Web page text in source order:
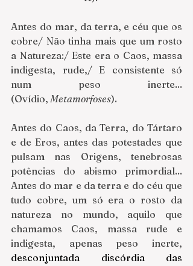
Antes do mar, da terra, e céu que os
cobre/ Não tinha mais que um rosto
a Natureza:/ Este era o Caos, massa
indigesta, rude,/ E consistente só
num peso inerte...
(Ovídio, Metamorfoses).
Antes do Caos, da Terra, do Tártaro
e de Eros, antes das potestades que
pulsam nas Origens, tenebrosas
potências do abismo primordial...
Antes do mar e da terra e do céu que
tudo cobre, um só era o rosto da
natureza no mundo, aquilo que
chamamos Caos, massa rude e
desconjuntada discórdia das